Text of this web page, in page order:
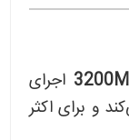
اجرای
و برای اکثر